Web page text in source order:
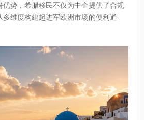
优势，希腊移民不仅为中企提供了合规
多维度构建起进军欧洲市场的便利通